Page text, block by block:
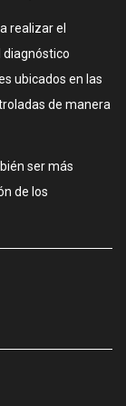
realizar el
ubicados en las
de manera
ser más
de los